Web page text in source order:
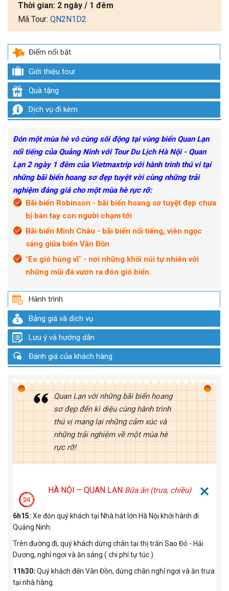
Thời gian: 2 ngày / 1 đêm
Mã Tour: QN2N1D2
Điểm nổi bật
Giới thiệu tour
Quà tặng
Dịch vụ đi kèm
Đón một mùa hè vô cùng sôi động tại vùng biển Quan Lạn
nổi tiếng của Quảng Ninh với Tour Du Lịch Hà Nội - Quan
Lạn 2 ngày 1 đêm của Vietmaxtrip với hành trình thú vi tại
những bãi biển hoang sơ đẹp tuyệt vời cùng những trải
nghiệm đáng giá cho một mùa hè rực rỡ:
Bãi biển Robinson - bãi biển hoang sơ tuyệt đẹp chưa
bị bàn tay con người chạm tới
Bãi biển Minh Châu - bãi biển nổi tiếng, viên ngọc
sáng giữa biển Vân Đồn
"Eo gió hùng vĩ" - nơi những khối núi tự nhiên với
những mũi đá vươn ra đón gió biển.
Hành trình
Bảng giá và dịch vụ
Lưu ý và hướng dẫn
Đánh giá của khách hàng
Quan Lạn với những bãi biển hoang
sơ đẹp đến kì diệu cùng hành trình
thú vị mang lại những cảm xúc và
những trải nghiệm về một mùa hè
rực rỡ!
HÀ NỘI – QUAN LẠN Bữa ăn (trưa, chiều)
6h15: Xe đón quý khách tại Nhà hát lớn Hà Nội khởi hành đi
Quảng Ninh.
Trên đường đi, quý khách dừng chân tại thị trấn Sao Đỏ - Hải
Dương, nghỉ ngơi và ăn sáng ( chi phí tự túc )
11h30: Quý khách đến Vân Đồn, dừng chân nghỉ ngơi và ăn trưa
tại nhà hàng.